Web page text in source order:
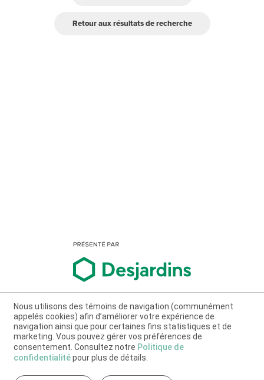
Retour aux résultats de recherche
Nous utilisons des témoins de navigation (communément
appelés cookies) afin d’améliorer votre expérience de
navigation ainsi que pour certaines fins statistiques et de
marketing. Vous pouvez gérer vos préférences de
consentement. Consultez notre Politique de
confidentialitépour plus de détails.